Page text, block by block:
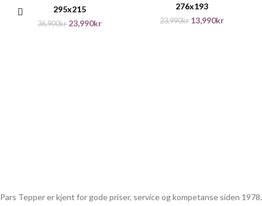
295x215
36,900kr 23,990kr
276x193
23,990kr 13,990kr
Pars Tepper er kjent for gode priser, service og kompetanse siden 1978.